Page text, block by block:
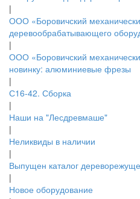
|
ООО «Боровичский
деревообрабатывающего
|
ООО «Боровичский
новинку: алюминиевые фрезы
|
С16-42. Сборка
|
Наши на "Лесдревмаше"
|
Неликвиды в наличии
|
Выпущен каталог
|
Новое оборудование